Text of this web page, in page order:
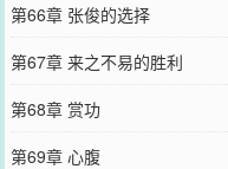
第66章 张俊的选择
第67章 来之不易的胜利
第68章 赏功
第69章 心腹